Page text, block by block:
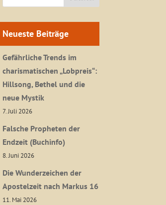
Neueste Beiträge
Gefährliche Trends im
charismatischen „Lobpreis“:
Hillsong, Bethel und die
neue Mystik
7. Juli 2026
Falsche Propheten der
Endzeit (Buchinfo)
8. Juni 2026
Die Wunderzeichen der
Apostelzeit nach Markus 16
11. Mai 2026